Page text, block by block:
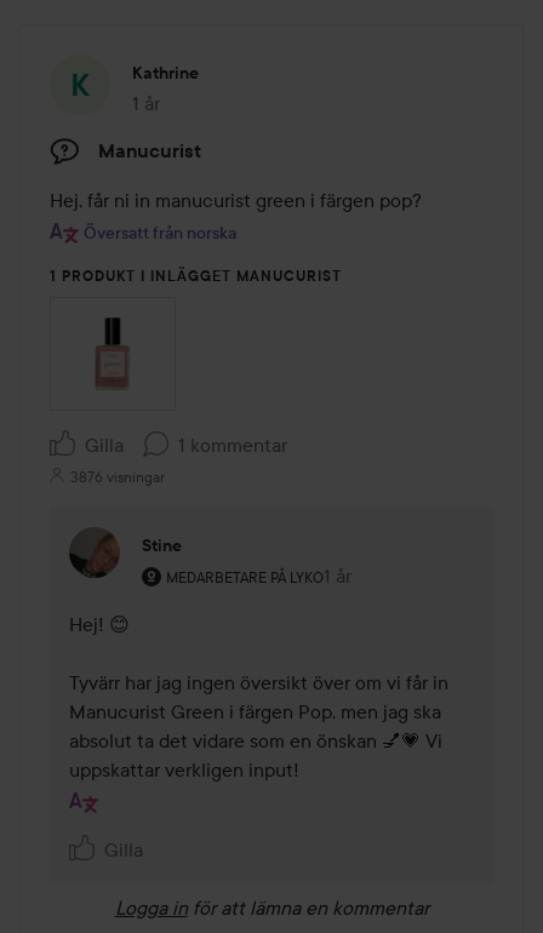
Kathrine
1 år
Inlägget skapades 1 år
Manucurist
Hej, får ni in manucurist green i färgen pop?
Översatt från norska
1 PRODUKT I INLÄGGET MANUCURIST
Gilla 1 kommentar
3876 visningar
Stine
MEDARBETARE PÅ LYKO
Användarens roll: Medarbetare på Lyko.
1 år
Kommentaren lades 1 år
Hej! 😊
Tyvärr har jag ingen översikt över om vi får in
Manucurist Green i färgen Pop, men jag ska
absolut ta det vidare som en önskan 💅💗 Vi
uppskattar verkligen input!
Gilla
Logga in för att lämna en kommentar